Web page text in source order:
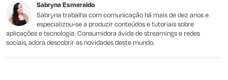
Outro
Sabryna Esmeraldo
Sabryna trabalha com comunicação há mais de dez anos e
especializou-se a produzir conteúdos e tutoriais sobre
aplicações e tecnologia. Consumidora ávida de streamings e redes
sociais, adora descobrir as novidades deste mundo.